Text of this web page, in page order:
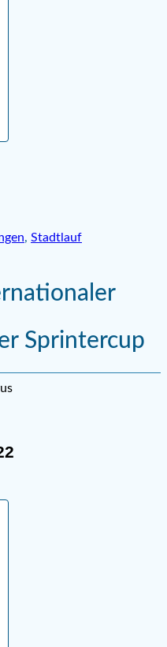
, Stadtlauf
Sprintercup